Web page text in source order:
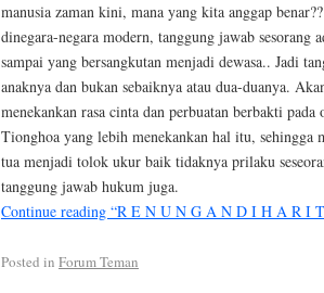
manusia zaman kini, mana yang kita anggap
dinegara-negara modern, tanggung jawab sesorang
sampai yang bersangkutan menjadi dewasa.. Jadi
anaknya dan bukan sebaiknya atau dua-duanya.
menekankan rasa cinta dan perbuatan berbakti
Tionghoa yang lebih menekankan hal itu, sehingga
tua menjadi tolok ukur baik tidaknya prilaku
tanggung jawab hukum juga.
Continue reading “R E N U N G A N D I H A R I
Posted in Forum Teman